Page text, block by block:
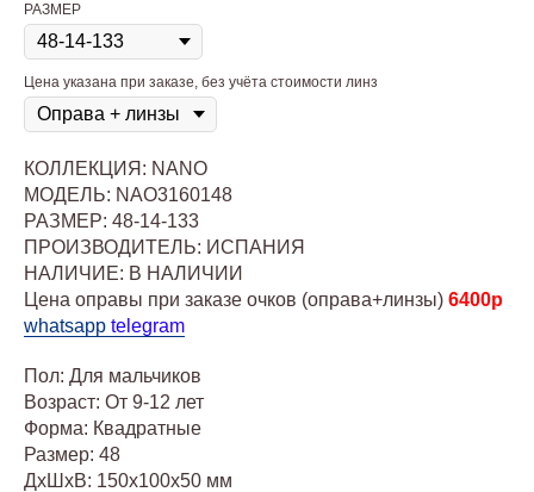
РАЗМЕР
Цена указана при заказе, без учёта стоимости линз
КОЛЛЕКЦИЯ: NANO
МОДЕЛЬ: NAO3160148
РАЗМЕР: 48-14-133
ПРОИЗВОДИТЕЛЬ: ИСПАНИЯ
НАЛИЧИЕ: В НАЛИЧИИ
Цена оправы при заказе очков (оправа+линзы) 6400р
whatsapp telegram
Пол: Для мальчиков
Возраст: От 9-12 лет
Форма: Квадратные
Размер: 48
ДxШxВ: 150x100x50 мм